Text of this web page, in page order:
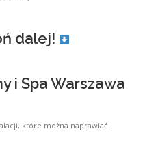
dalej!
i Spa Warszawa
które można naprawiać